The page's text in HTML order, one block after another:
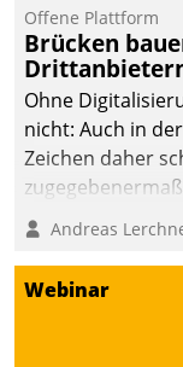
Offene Plattform
Brücken
Ohne
nicht: Auch in
Zeichen daher
Branchen.
Andreas
Webinar